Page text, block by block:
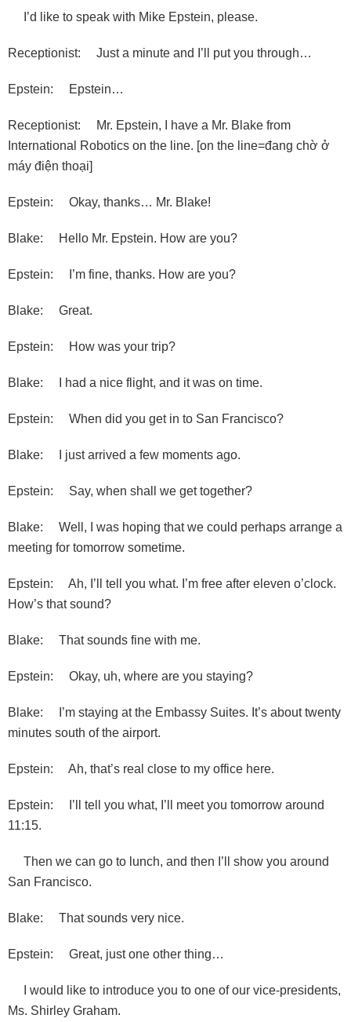
I’d like to speak with Mike Epstein, please.
Receptionist: Just a minute and I’ll put you through…
Epstein: Epstein…
Receptionist: Mr. Epstein, I have a Mr. Blake from
International Robotics on the line. [on the line=đang chờ ở
máy điện thoại]
Epstein: Okay, thanks… Mr. Blake!
Blake: Hello Mr. Epstein. How are you?
Epstein: I’m fine, thanks. How are you?
Blake: Great.
Epstein: How was your trip?
Blake: I had a nice flight, and it was on time.
Epstein: When did you get in to San Francisco?
Blake: I just arrived a few moments ago.
Epstein: Say, when shall we get together?
Blake: Well, I was hoping that we could perhaps arrange a
meeting for tomorrow sometime.
Epstein: Ah, I’ll tell you what. I’m free after eleven o’clock.
How’s that sound?
Blake: That sounds fine with me.
Epstein: Okay, uh, where are you staying?
Blake: I’m staying at the Embassy Suites. It’s about twenty
minutes south of the airport.
Epstein: Ah, that’s real close to my office here.
Epstein: I’ll tell you what, I’ll meet you tomorrow around
11:15.
Then we can go to lunch, and then I’ll show you around
San Francisco.
Blake: That sounds very nice.
Epstein: Great, just one other thing…
I would like to introduce you to one of our vice-presidents,
Ms. Shirley Graham.